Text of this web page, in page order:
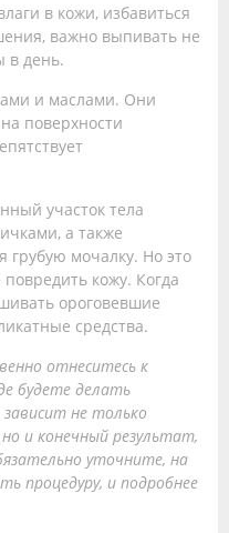
в кожи, избавиться
важно выпивать не
в день.
и маслами. Они
поверхности
участок тела
а также
грубую мочалку. Но это
кожу. Когда
ороговевшие
средства.
отнеситесь к
будете делать
не только
и конечный результат,
уточните, на
процедуру, и подробнее